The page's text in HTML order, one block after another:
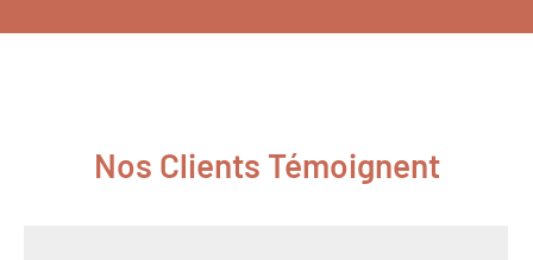
Nos Clients Témoignent